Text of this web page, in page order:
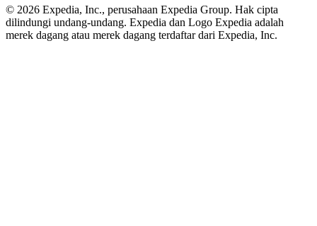
© 2026 Expedia, Inc., perusahaan Expedia Group. Hak cipta
dilindungi undang-undang. Expedia dan Logo Expedia adalah
merek dagang atau merek dagang terdaftar dari Expedia, Inc.